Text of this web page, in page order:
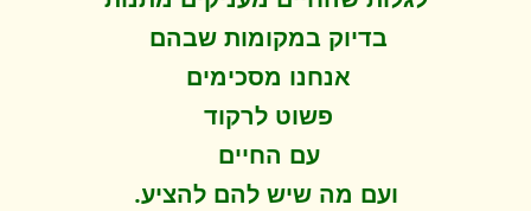
בדיוק במקומות שבהם
אנחנו מסכימים
פשוט לרקוד
עם החיים
ועם מה שיש להם להציע.